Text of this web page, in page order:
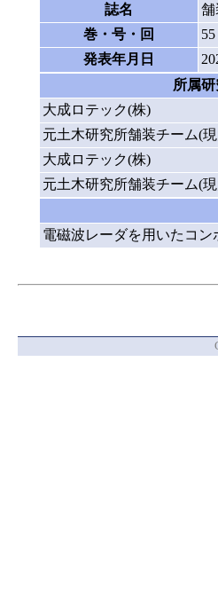
誌名
舗
巻・号・回
発表年月日
所属
大成ロテック(株)
元土木研究所舗装チーム(
大成ロテック(株)
元土木研究所舗装チーム(
電磁波レーダを用いたコ